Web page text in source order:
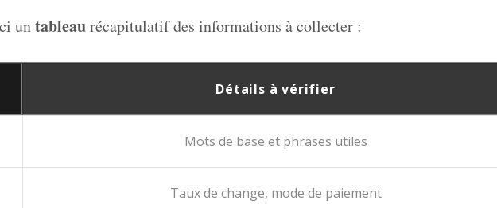
untableaurécapitulatif des informations à collecter :
Détails à vérifier
Mots de base et phrases utiles
Taux de change, mode de paiement